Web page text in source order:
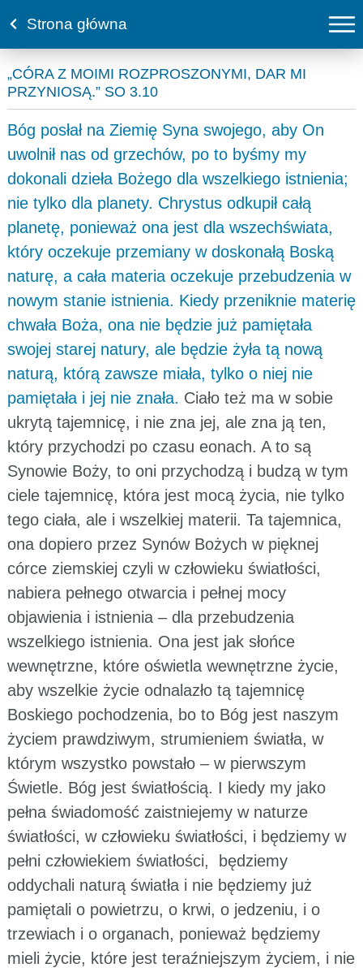
Strona główna
„CÓRA Z MOIMI ROZPROSZONYMI, DAR MI
PRZYNIOSĄ.” SO 3.10
Bóg posłał na Ziemię Syna swojego, aby On
uwolnił nas od grzechów, po to byśmy my
dokonali dzieła Bożego dla wszelkiego istnienia;
nie tylko dla planety. Chrystus odkupił całą
planetę, ponieważ ona jest dla wszechświata,
który oczekuje przemiany w doskonałą Boską
naturę, a cała materia oczekuje przebudzenia w
nowym stanie istnienia. Kiedy przeniknie materię
chwała Boża, ona nie będzie już pamiętała
swojej starej natury, ale będzie żyła tą nową
naturą, którą zawsze miała, tylko o niej nie
pamiętała i jej nie znała. Ciało też ma w sobie
ukrytą tajemnicę, i nie zna jej, ale zna ją ten,
który przychodzi po czasu eonach. A to są
Synowie Boży, to oni przychodzą i budzą w tym
ciele tajemnicę, która jest mocą życia, nie tylko
tego ciała, ale i wszelkiej materii. Ta tajemnica,
ona dopiero przez Synów Bożych w pięknej
córce ziemskiej czyli w człowieku światłości,
nabiera pełnego otwarcia i pełnej mocy
objawienia i istnienia – dla przebudzenia
wszelkiego istnienia. Ona jest jak słońce
wewnętrzne, które oświetla wewnętrzne życie,
aby wszelkie życie odnalazło tą tajemnicę
Boskiego pochodzenia, bo to Bóg jest naszym
życiem prawdziwym, strumieniem światła, w
którym wszystko powstało – w pierwszym
Świetle. Bóg jest światłością. I kiedy my jako
pełna świadomość zaistniejemy w naturze
światłości, w człowieku światłości, i będziemy w
pełni człowiekiem światłości, będziemy
oddychali naturą światła i nie będziemy już
pamiętali o powietrzu, o krwi, o jedzeniu, i o
trzewiach i o organach, ponieważ będziemy
mieli życie, które jest teraźniejszym życiem, i nie